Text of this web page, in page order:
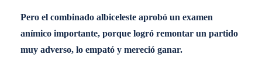
Pero el combinado albiceleste aprobó un examen
anímico importante, porque logró remontar un partido
muy adverso, lo empató y mereció ganar.